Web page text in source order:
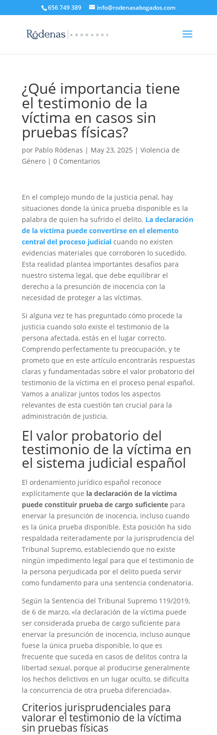
656 749 389 info@rodenasabogados.com
¿Qué importancia tiene
el testimonio de la
víctima en casos sin
pruebas físicas?
por Pablo Ródenas | May 23, 2025 | Violencia de
Género| 0 Comentarios
En el complejo mundo de la justicia penal, hay
situaciones donde la única prueba disponible es la
palabra de quien ha sufrido el delito. La declaración
de la víctima puede convertirse en el elemento
central del proceso judicialcuando no existen
evidencias materiales que corroboren lo sucedido.
Esta realidad plantea importantes desafíos para
nuestro sistema legal, que debe equilibrar el
derecho a la presunción de inocencia con la
necesidad de proteger a las víctimas.
Si alguna vez te has preguntado cómo procede la
justicia cuando solo existe el testimonio de la
persona afectada, estás en el lugar correcto.
Comprendo perfectamente tu preocupación, y te
prometo que en este artículo encontrarás respuestas
claras y fundamentadas sobre el valor probatorio del
testimonio de la víctima en el proceso penal español.
Vamos a analizar juntos todos los aspectos
relevantes de esta cuestión tan crucial para la
administración de justicia.
El valor probatorio del
testimonio de la víctima en
el sistema judicial español
El ordenamiento jurídico español reconoce
explícitamente que la declaración de la víctima
puede constituir prueba de cargo suficientepara
enervar la presunción de inocencia, incluso cuando
es la única prueba disponible. Esta posición ha sido
respaldada reiteradamente por la jurisprudencia del
Tribunal Supremo, estableciendo que no existe
ningún impedimento legal para que el testimonio de
la persona perjudicada por el delito pueda servir
como fundamento para una sentencia condenatoria.
Según la Sentencia del Tribunal Supremo 119/2019,
de 6 de marzo, «la declaración de la víctima puede
ser considerada prueba de cargo suficiente para
enervar la presunción de inocencia, incluso aunque
fuese la única prueba disponible, lo que es
frecuente que suceda en casos de delitos contra la
libertad sexual, porque al producirse generalmente
los hechos delictivos en un lugar oculto, se dificulta
la concurrencia de otra prueba diferenciada».
Criterios jurisprudenciales para
valorar el testimonio de la víctima
sin pruebas físicas